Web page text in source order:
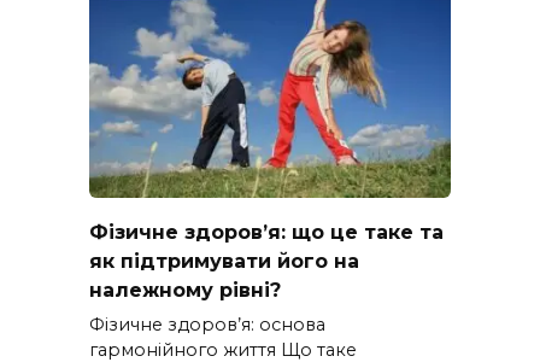
Фізичне здоров’я: що це таке та
як підтримувати його на
належному рівні?
Фізичне здоров’я: основа
гармонійного життя Що таке